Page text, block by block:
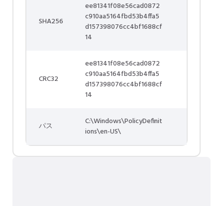
SHA256
ee81341f08e56cad0872
c910aa5164fbd53b4ffa5
d157398076cc4bf1688cf
14
CRC32
ee81341f08e56cad0872
c910aa5164fbd53b4ffa5
d157398076cc4bf1688cf
14
パス
C:\Windows\PolicyDefinit
ions\en-US\